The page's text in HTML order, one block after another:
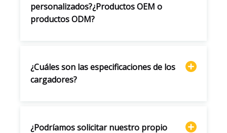
personalizados?¿Productos OEM o
productos ODM?
¿Cuáles son las especificaciones de los
cargadores?
¿Podríamos solicitar nuestro propio